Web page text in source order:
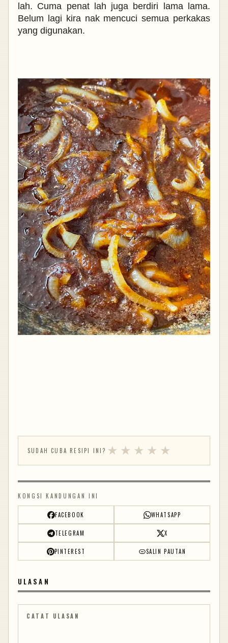
lah. Cuma penat lah juga berdiri lama lama.
Belum lagi kira nak mencuci semua perkakas
yang digunakan.
SUDAH CUBA RESIPI INI? ★ ★ ★ ★ ★
KONGSI KANDUNGAN INI
FACEBOOK WHATSAPP
TELEGRAM X
PINTEREST SALIN PAUTAN
ULASAN
CATAT ULASAN